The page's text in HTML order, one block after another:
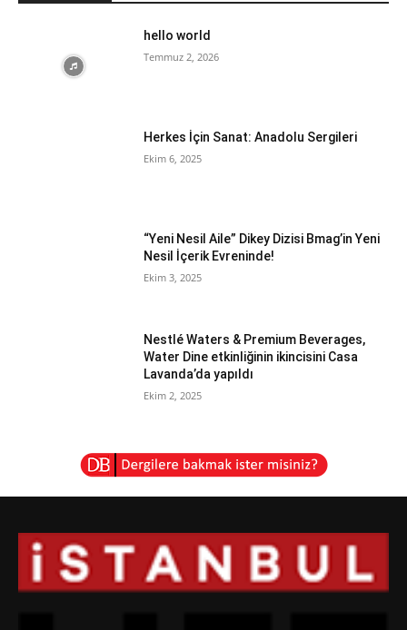
hello world
Temmuz 2, 2026
Herkes İçin Sanat: Anadolu Sergileri
Ekim 6, 2025
“Yeni Nesil Aile” Dikey Dizisi Bmag’in Yeni
Nesil İçerik Evreninde!
Ekim 3, 2025
Nestlé Waters & Premium Beverages,
Water Dine etkinliğinin ikincisini Casa
Lavanda’da yapıldı
Ekim 2, 2025